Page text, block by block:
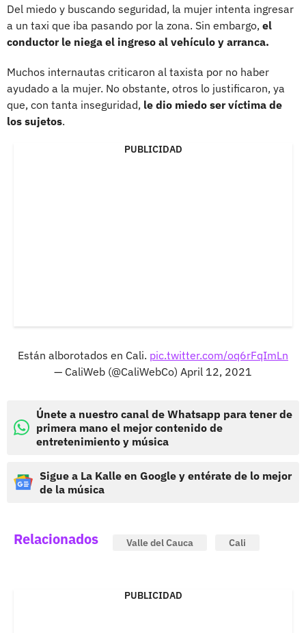
Del miedo y buscando seguridad, la mujer intenta ingresar
a un taxi que iba pasando por la zona. Sin embargo, el
conductor le niega el ingreso al vehículo y arranca.
Muchos internautas criticaron al taxista por no haber
ayudado a la mujer. No obstante, otros lo justificaron, ya
que, con tanta inseguridad, le dio miedo ser víctima de
los sujetos.
PUBLICIDAD
Están alborotados en Cali. pic.twitter.com/oq6rFqImLn
— CaliWeb (@CaliWebCo) April 12, 2021
Únete a nuestro canal de Whatsapp para tener de
primera mano el mejor contenido de
entretenimiento y música
Sigue a La Kalle en Google y entérate de lo mejor
de la música
Relacionados Valle del Cauca Cali
PUBLICIDAD